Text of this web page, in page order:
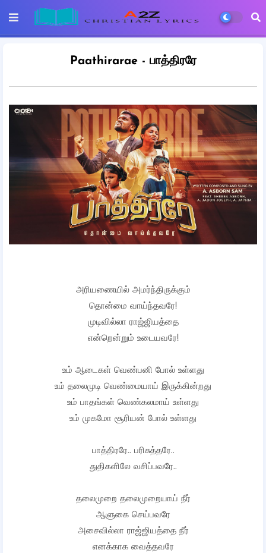
Paathirarae - பாத்திரரே
அரியணையில் அமர்ந்திருக்கும்
தொன்மை வாய்ந்தவரே!
முடிவில்லா ராஜ்ஜியத்தை
என்றென்றும் உடையவரே!
உம் ஆடைகள் வெண்பனி போல் உள்ளது
உம் தலைமுடி வெண்மையாய் இருக்கின்றது
உம் பாதங்கள் வெண்கலமாய் உள்ளது
உம் முகமோ சூரியன் போல் உள்ளது
பாத்திரரே.. பரிசுத்தரே..
துதிகளிலே வசிப்பவரே..
தலைமுறை தலைமுறையாய் நீர்
ஆளுகை செய்பவரே
அசைவில்லா ராஜ்ஜியத்தை நீர்
எனக்காக வைத்தவரே